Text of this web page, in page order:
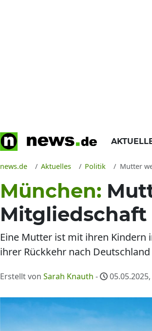
news.de Aktuelles Politik Mutter
München:
Mitgliedschaft
Eine Mutter ist mit ihren Kindern
ihrer Rückkehr nach
Erstellt von Sarah Knauth -